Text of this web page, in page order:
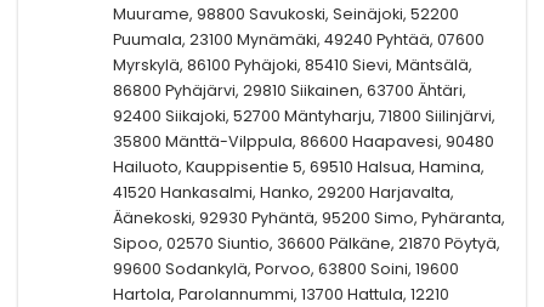
Muurame, 98800 Savukoski, Seinäjoki, 52200
Puumala, 23100 Mynämäki, 49240 Pyhtää, 07600
Myrskylä, 86100 Pyhäjoki, 85410 Sievi, Mäntsälä,
86800 Pyhäjärvi, 29810 Siikainen, 63700 Ähtäri,
92400 Siikajoki, 52700 Mäntyharju, 71800 Siilinjärvi,
35800 Mänttä-Vilppula, 86600 Haapavesi, 90480
Hailuoto, Kauppisentie 5, 69510 Halsua, Hamina,
41520 Hankasalmi, Hanko, 29200 Harjavalta,
Äänekoski, 92930 Pyhäntä, 95200 Simo, Pyhäranta,
Sipoo, 02570 Siuntio, 36600 Pälkäne, 21870 Pöytyä,
99600 Sodankylä, Porvoo, 63800 Soini, 19600
Hartola, Parolannummi, 13700 Hattula, 12210